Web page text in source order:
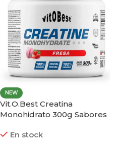
NEW
Vit.O.Best Creatina
Monohidrato 300g Sabores
En stock